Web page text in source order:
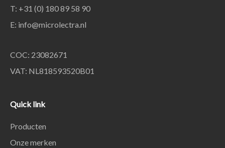
T: +31 (0) 180 89 58 90
E: info@microlectra.nl
COC: 23082671
VAT: NL818593520B01
Quick link
Producten
Onze merken